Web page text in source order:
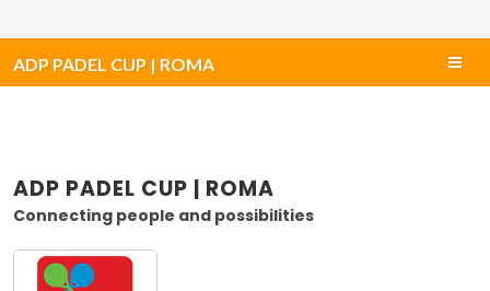
ADP PADEL CUP | ROMA
ADP PADEL CUP | ROMA
Connecting people and possibilities